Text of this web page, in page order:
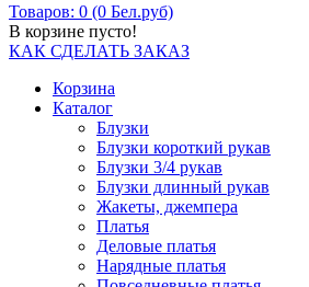
Товаров: 0 (0 Бел.руб)
В корзине пусто!
КАК СДЕЛАТЬ ЗАКАЗ
Корзина
Каталог
Блузки
Блузки короткий рукав
Блузки 3/4 рукав
Блузки длинный рукав
Жакеты, джемпера
Платья
Деловые платья
Нарядные платья